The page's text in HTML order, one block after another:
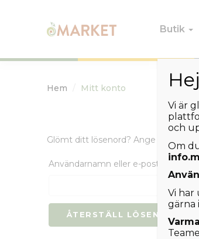
Butik
Hem Mitt konto
Glömt ditt lösenord? Ange ditt
Användarnamn eller e-post
ÅTERSTÄLL LÖSENORD
Vi är
och
Om
Vi har
gärna